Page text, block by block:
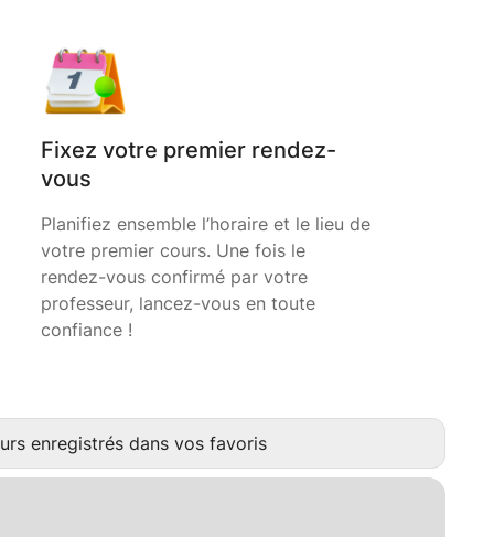
Fixez votre premier rendez-
vous
Planifiez ensemble l’horaire et le lieu de
votre premier cours. Une fois le
rendez-vous confirmé par votre
professeur, lancez-vous en toute
confiance !
enregistrés dans vos favoris